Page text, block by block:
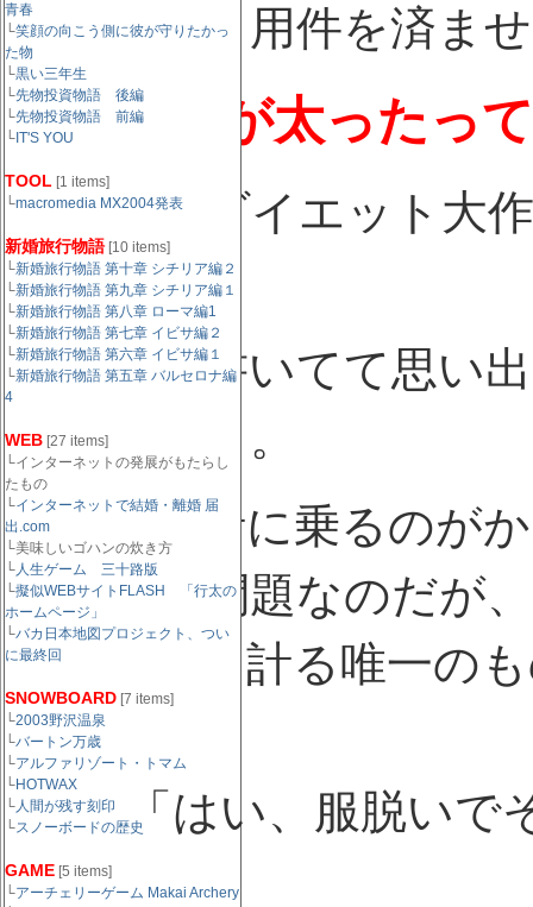
青春
└笑顔の向こう側に彼が守りたかっ
た物
└黒い三年生
└先物投資物語 後編
└先物投資物語 前編
└ IT'S YOU
TOOL [1 items]
└macromedia MX2004発表
新婚旅行物語 [10 items]
└新婚旅行物語 第十章 シチリア編２
└新婚旅行物語 第九章 シチリア編１
└新婚旅行物語 第八章 ローマ編1
└新婚旅行物語 第七章 イビサ編２
└新婚旅行物語 第六章 イビサ編１
└新婚旅行物語 第五章 バルセロナ編
4
WEB [27 items]
└インターネットの発展がもたらし
たもの
└インターネットで結婚・離婚 届
出.com
└美味しいゴハンの炊き方
└人生ゲーム 三十路版
└擬似WEBサイトFLASH 「行太の
ホームページ」
└バカ日本地図プロジェクト、つい
に最終回
SNOWBOARD [7 items]
└2003野沢温泉
└バートン万歳
└アルファリゾート・トマム
└HOTWAX
└人間が残す刻印
└スノーボードの歴史
GAME [5 items]
└アーチェリーゲーム Makai Archery
したとも。用件を済ま
つうか声が太ったっ
そろそろダイエット大
あ、コレ書いてて思い
の時のこと。
僕は体重計に乗るのが
ないのも問題なのだが
前年度比を計る唯一の
看護婦
「はい、服脱いで